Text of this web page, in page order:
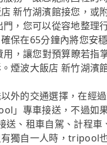
新竹湖濱館接您，
，您可以從容地整
保在65分鐘內將您安
用，讓您對預算瞭若
煙波大飯店 新竹湖
外的交通選擇，在經
」專車接送，不過如
送、租車自駕、計程
獨自一人時，tripool